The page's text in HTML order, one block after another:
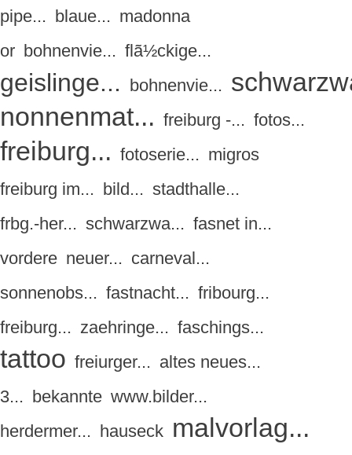
pipe... blaue... madonna
or bohnenvie... flã½ckige...
geislinge... bohnenvie...
nonnenmat... freiburg -... fotos...
freiburg... fotoserie... migros
freiburg im... bild... stadthalle...
frbg.-her... schwarzwa... fasnet in...
vordere neuer... carneval...
sonnenobs... fastnacht... fribourg...
freiburg... zaehringe... faschings...
tattoo freiurger... altes neues...
3... bekannte www.bilder...
herdermer... hauseck malvorlag...